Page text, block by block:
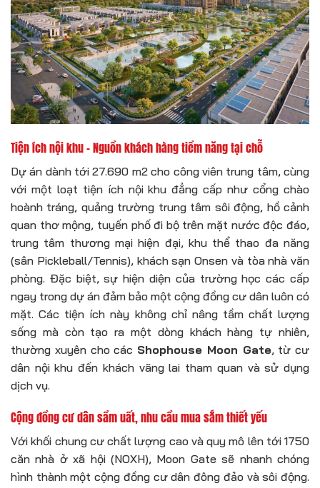
Tiện ích nội khu – Nguồn khách hàng tiềm năng tại chỗ
Dự án dành tới 27.690 m2 cho công viên trung tâm, cùng
với một loạt tiện ích nội khu đẳng cấp như cổng chào
hoành tráng, quảng trường trung tâm sôi động, hồ cảnh
quan thơ mộng, tuyến phố đi bộ trên mặt nước độc đáo,
trung tâm thương mại hiện đại, khu thể thao đa năng
(sân Pickleball/Tennis), khách sạn Onsen và tòa nhà văn
phòng. Đặc biệt, sự hiện diện của trường học các cấp
ngay trong dự án đảm bảo một cộng đồng cư dân luôn có
mặt. Các tiện ích này không chỉ nâng tầm chất lượng
sống mà còn tạo ra một dòng khách hàng tự nhiên,
thường xuyên cho các Shophouse Moon Gate, từ cư
dân nội khu đến khách vãng lai tham quan và sử dụng
dịch vụ.
Cộng đồng cư dân sầm uất, nhu cầu mua sắm thiết yếu
Với khối chung cư chất lượng cao và quy mô lên tới 1750
căn nhà ở xã hội (NOXH), Moon Gate sẽ nhanh chóng
hình thành một cộng đồng cư dân đông đảo và sôi động.